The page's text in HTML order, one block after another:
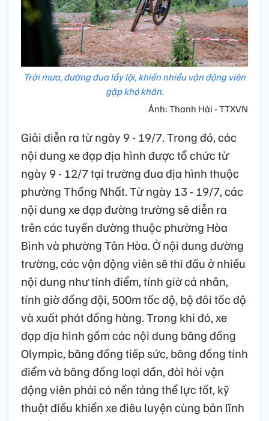
Trời mưa, đường đua lầy lội, khiến nhiều vận động viên
gặp khó khăn.
Ảnh: Thanh Hải - TTXVN
Giải diễn ra từ ngày 9 - 19/7. Trong đó, các
nội dung xe đạp địa hình được tổ chức từ
ngày 9 - 12/7 tại trường đua địa hình thuộc
phường Thống Nhất. Từ ngày 13 - 19/7, các
nội dung xe đạp đường trường sẽ diễn ra
trên các tuyến đường thuộc phường Hòa
Bình và phường Tân Hòa. Ở nội dung đường
trường, các vận động viên sẽ thi đấu ở nhiều
nội dung như tính điểm, tính giờ cá nhân,
tính giờ đồng đội, 500m tốc độ, bộ đôi tốc độ
và xuất phát đồng hàng. Trong khi đó, xe
đạp địa hình gồm các nội dung băng đồng
Olympic, băng đồng tiếp sức, băng đồng tính
điểm và băng đồng loại dần, đòi hỏi vận
động viên phải có nền tảng thể lực tốt, kỹ
thuật điều khiển xe điêu luyện cùng bản lĩnh